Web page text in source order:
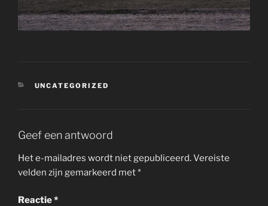
CATEGORIEËN
UNCATEGORIZED
Geef een antwoord
Het e-mailadres wordt niet gepubliceerd.Vereiste
velden zijn gemarkeerd met*
Reactie*